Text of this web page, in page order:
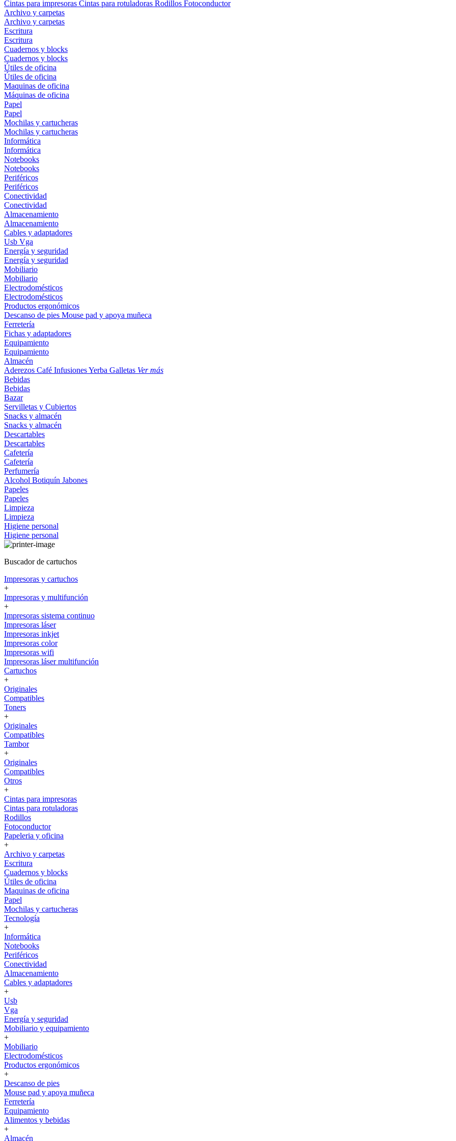
Cintas para impresoras Cintas para rotuladoras Rodillos Fotoconductor
Archivo y carpetas
Archivo y carpetas
Escritura
Escritura
Cuadernos y blocks
Cuadernos y blocks
Útiles de oficina
Útiles de oficina
Maquinas de oficina
Máquinas de oficina
Papel
Papel
Mochilas y cartucheras
Mochilas y cartucheras
Informática
Informática
Notebooks
Notebooks
Periféricos
Periféricos
Conectividad
Conectividad
Almacenamiento
Almacenamiento
Cables y adaptadores
Usb Vga
Energía y seguridad
Energía y seguridad
Mobiliario
Mobiliario
Electrodomésticos
Electrodomésticos
Productos ergonómicos
Descanso de pies Mouse pad y apoya muñeca
Ferretería
Fichas y adaptadores
Equipamiento
Equipamiento
Almacén
Aderezos Café InfusionesYerba Galletas Ver más
Bebidas
Bebidas
Bazar
Servilletas y Cubiertos
Snacks y almacén
Snacks y almacén
Descartables
Descartables
Cafetería
Cafetería
Perfumería
Alcohol Botiquín Jabones
Papeles
Papeles
Limpieza
Limpieza
Higiene personal
Higiene personal
Buscador de cartuchos
Impresoras y cartuchos
+
Impresoras y multifunción
+
Impresoras sistema continuo
Impresoras láser
Impresoras inkjet
Impresoras color
Impresoras wifi
Impresoras láser multifunción
Cartuchos
+
Originales
Compatibles
Toners
+
Originales
Compatibles
Tambor
+
Originales
Compatibles
Otros
+
Cintas para impresoras
Cintas para rotuladoras
Rodillos
Fotoconductor
Papeleria y oficina
+
Archivo y carpetas
Escritura
Cuadernos y blocks
Útiles de oficina
Maquinas de oficina
Papel
Mochilas y cartucheras
Tecnología
+
Informática
Notebooks
Periféricos
Conectividad
Almacenamiento
Cables y adaptadores
+
Usb
Vga
Energía y seguridad
Mobiliario y equipamiento
+
Mobiliario
Electrodomésticos
Productos ergonómicos
+
Descanso de pies
Mouse pad y apoya muñeca
Ferretería
Equipamiento
Alimentos y bebidas
+
Almacén